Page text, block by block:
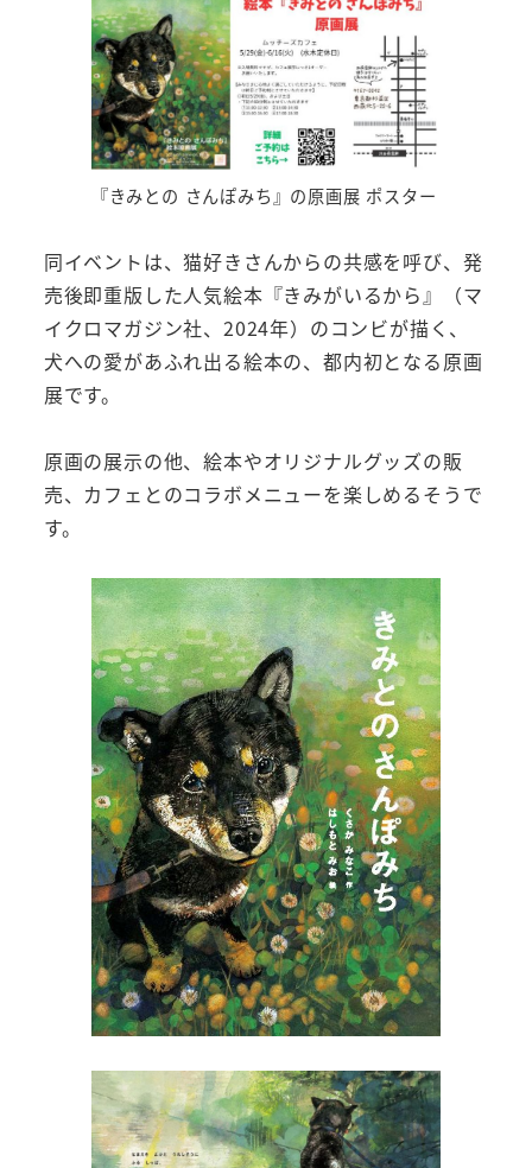
『きみとの さんぽみち』の原画展 ポスター
同イベントは、猫好きさんからの共感を呼び、発
売後即重版した人気絵本『きみがいるから』（マ
イクロマガジン社、2024年）のコンビが描く、
犬への愛があふれ出る絵本の、都内初となる原画
展です。
原画の展示の他、絵本やオリジナルグッズの販
売、カフェとのコラボメニューを楽しめるそうで
す。